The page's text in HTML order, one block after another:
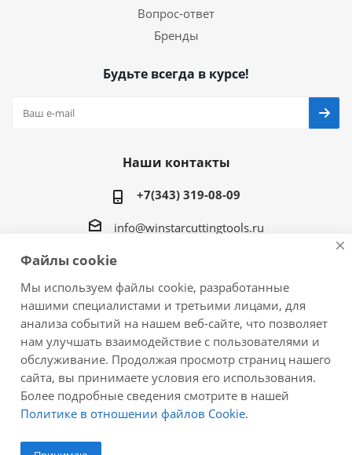
Вопрос-ответ
Бренды
Будьте всегда в курсе!
Наши контакты
+7(343) 319-08-09
info@winstarcuttingtools.ru
г.Екатеринбург ул. Фурманова 109, офис 604
2026 © Winstar Cutting Technologies Corp. - интернет-
магазин металлорежущего инструмента
Файлы cookie
Мы используем файлы cookie, разработанные
нашими специалистами и третьими лицами, для
анализа событий на нашем веб-сайте, что позволяет
нам улучшать взаимодействие с пользователями и
обслуживание. Продолжая просмотр страниц нашего
сайта, вы принимаете условия его использования.
Более подробные сведения смотрите в нашей
Политике в отношении файлов Cookie.